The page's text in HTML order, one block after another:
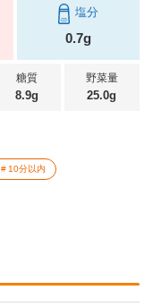
塩分
0.7g
糖質
8.9g
野菜量
25.0g
10分以内